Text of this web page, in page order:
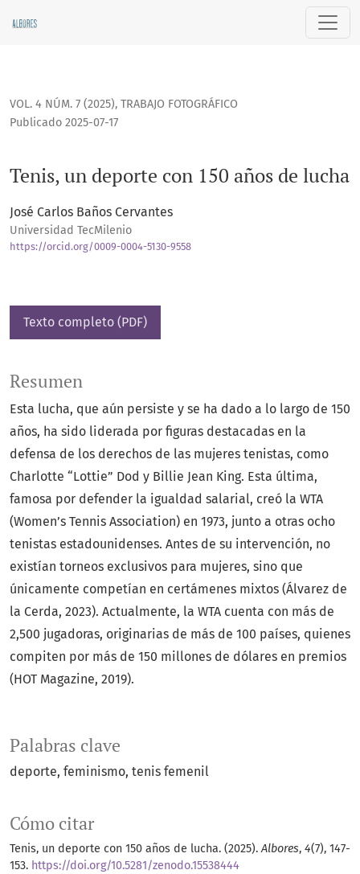
VOL. 4 NÚM. 7 (2025), TRABAJO FOTOGRÁFICO
Tenis, un deporte con 150 años de lucha
Publicado 2025-07-17
José Carlos Baños Cervantes
Universidad TecMilenio
https://orcid.org/0009-0004-5130-9558
Texto completo (PDF)
Palabras clave
deporte feminismo tenis femenil
Cómo citar
Tenis, un deporte con 150 años de lucha. (2025).Albores, 4(7), 147-
153. https://doi.org/10.5281/zenodo.15538444
Resumen
Esta lucha, que aún persiste y se ha dado a lo largo de 150
años, ha sido liderada por figuras destacadas en la
defensa de los derechos de las mujeres tenistas, como
Charlotte “Lottie” Dod y Billie Jean King. Esta última,
famosa por defender la igualdad salarial, creó la WTA
(Women’s Tennis Association) en 1973, junto a otras ocho
tenistas estadounidenses. Antes de su intervención, no
existían torneos exclusivos para mujeres, sino que
únicamente competían en certámenes mixtos (Álvarez de
la Cerda, 2023). Actualmente, la WTA cuenta con más de
2,500 jugadoras, originarias de más de 100 países, quienes
compiten por más de 150 millones de dólares en premios
(HOT Magazine, 2019).